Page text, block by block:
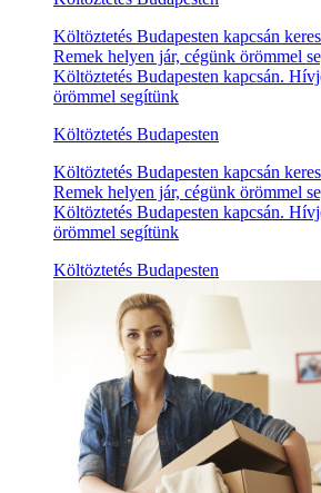
Költöztetés Budapesten kapcsán
Remek helyen jár, cégünk örömmel
Költöztetés Budapesten kapcsán.
örömmel segítünk
Költöztetés Budapesten
Költöztetés Budapesten kapcsán
Remek helyen jár, cégünk örömmel
Költöztetés Budapesten kapcsán.
örömmel segítünk
Költöztetés Budapesten